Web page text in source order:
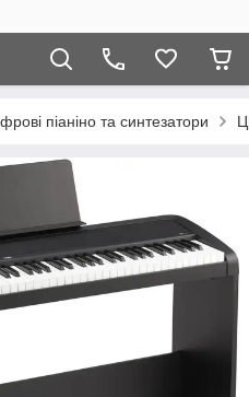
піаніно та синтезатори